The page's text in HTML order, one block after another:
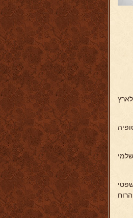
כסופר הירושלמי